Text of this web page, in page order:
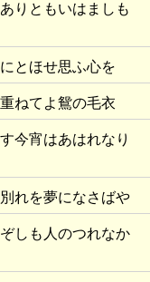
りともいはましも
とほせ思ふ心を
ねてよ鴛の毛衣
今宵はあはれなり
れを夢になさばや
しも人のつれなか